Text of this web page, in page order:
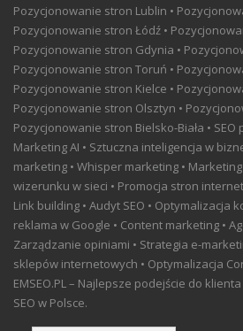
Pozycjonowanie stron Lublin •
Pozycjonowanie stron Łódź •
Pozycjonowanie stron Gdynia •
Pozycjonowanie stron Toruń •
Pozycjonowanie stron Kielce •
Pozycjonowanie stron Olsztyn •
Pozycjonowanie stron Bielsko-Biała •
Marketing AI • Sztuczna inteligencja w
marketing • Whisper marketing •
wizerunku w sieci • Promocja stron
Link building • Audyt SEO • Optymalizacja
reklama w Google • Content marketing •
Zarządzanie opiniami • Strategia e-
sklepów internetowych • Optymalizacja
EMSEO.PL – Najlepsze podejście do
SEO w Polsce.